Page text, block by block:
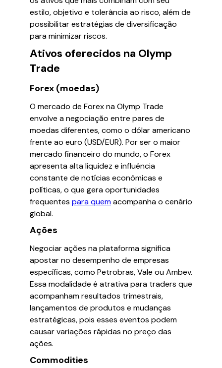
estilo, objetivo e tolerância ao risco, além de
possibilitar estratégias de diversificação
para minimizar riscos.
Ativos oferecidos na Olymp
Trade
Forex (moedas)
O mercado de Forex na Olymp Trade
envolve a negociação entre pares de
moedas diferentes, como o dólar americano
frente ao euro (USD/EUR). Por ser o maior
mercado financeiro do mundo, o Forex
apresenta alta liquidez e influência
constante de notícias econômicas e
políticas, o que gera oportunidades
frequentes para quemacompanha o cenário
global.
Ações
Negociar ações na plataforma significa
apostar no desempenho de empresas
específicas, como Petrobras, Vale ou Ambev.
Essa modalidade é atrativa para traders que
acompanham resultados trimestrais,
lançamentos de produtos e mudanças
estratégicas, pois esses eventos podem
causar variações rápidas no preço das
ações.
Commodities